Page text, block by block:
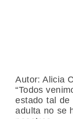
Autor: Alicia
“Todos
estado tal de
adulta no se